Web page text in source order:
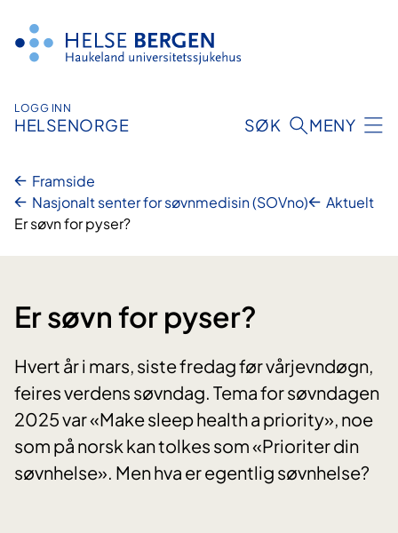
innhald
LOGG INN
HELSENORGE SØK MENY
Framside
Nasjonalt senter for søvnmedisin (SOVno)
Aktuelt
Er søvn for pyser?
Er søvn for pyser?
Hvert år i mars, siste fredag før vårjevndøgn,
feires verdens søvndag. Tema for søvndagen
2025 var «Make sleep health a priority», noe
som på norsk kan tolkes som «Prioriter din
søvnhelse». Men hva er egentlig søvnhelse?